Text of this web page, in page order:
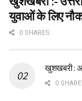
युवाओं के लिए
0 SHARES
खुशखबरी :
0